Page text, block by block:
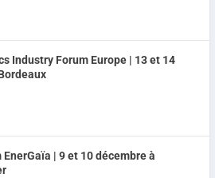
Industry Forum Europe | 13 et 14
EnerGaïa | 9 et 10 décembre à